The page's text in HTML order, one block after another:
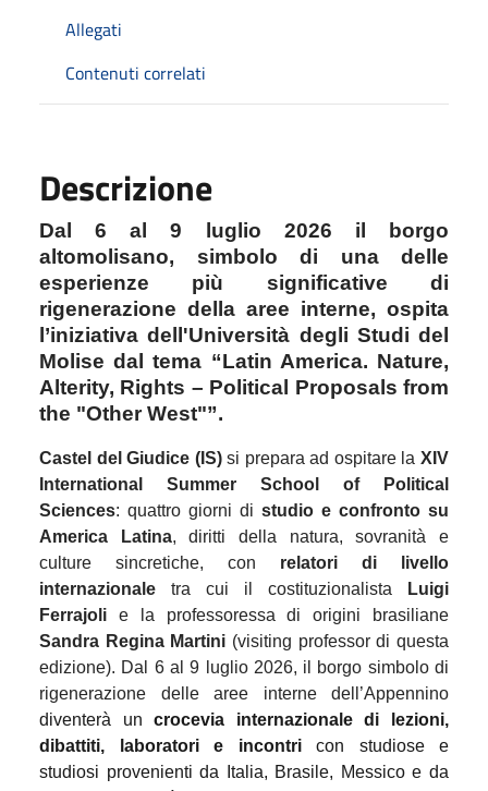
Allegati
Contenuti correlati
Descrizione
Dal 6 al 9 luglio 2026 il borgo
altomolisano, simbolo di una delle
esperienze più significative di
rigenerazione della aree interne, ospita
l’iniziativa dell'Università degli Studi del
Molise dal tema “Latin America. Nature,
Alterity, Rights – Political Proposals from
the "Other West"”.
Castel del Giudice (IS)si prepara ad ospitare laXIV
International Summer School of Political
Sciences: quattro giorni di studio e confronto su
America Latina, diritti della natura, sovranità e
culture sincretiche, con relatori di livello
internazionale tra cui il costituzionalista
Luigi
Ferrajoli e la professoressa di origini brasiliane
Sandra Regina Martini (visiting professor di questa
edizione). Dal 6 al 9 luglio 2026, il borgo simbolo di
rigenerazione delle aree interne dell’Appennino
diventerà uncrocevia internazionale di lezioni,
dibattiti, laboratori e incontricon studiose e
studiosi provenienti da Italia, Brasile, Messico e da